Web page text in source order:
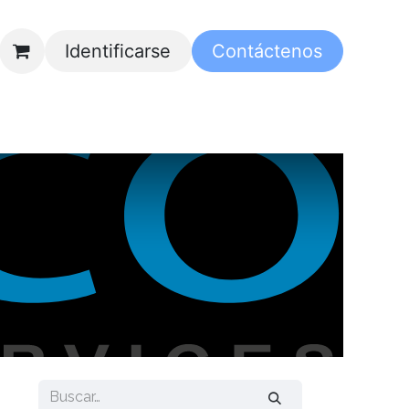
Identificarse Contáctenos